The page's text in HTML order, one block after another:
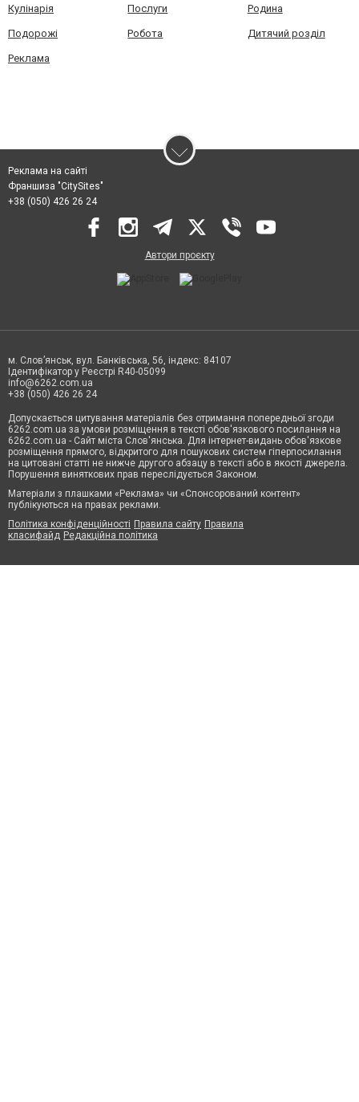
Кулінарія Послуги Родина
Подорожі Робота Дитячий розділ
Реклама
Реклама на сайті
Франшиза "CitySites"
+38 (050) 426 26 24
Автори проєкту
м. Слов’янськ, вул. Банківська, 56, індекс: 84107
Ідентифікатор у Реєстрі R40-05099
info@6262.com.ua
+38 (050) 426 26 24
Допускається цитування матеріалів без отримання попередньої згоди
6262.com.ua за умови розміщення в тексті обов'язкового посилання на
6262.com.ua - Сайт міста Слов'янська. Для інтернет-видань обов'язкове
розміщення прямого, відкритого для пошукових систем гіперпосилання
на цитовані статті не нижче другого абзацу в тексті або в якості джерела.
Порушення виняткових прав переслідується Законом.
Матеріали з плашками «Реклама» чи «Спонсорований контент»
публікуються на правах реклами.
Політика конфіденційності Правила сайту Правила
класифайд Редакційна політика